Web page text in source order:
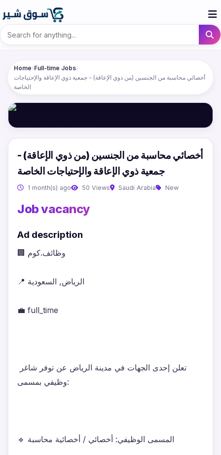
Home›Full-time Jobs›
أخصائي محاسبة من الجنسين (من ذوي الإعاقة) - جمعية ذوي الإعاقة والإحتياجات
الخاصة
أخصائي محاسبة من الجنسين (من ذوي الإعاقة) -
جمعية ذوي الإعاقة والإحتياجات الخاصة
1 month(s) ago 50 Views Saudi Arabia New
Job vacancy
Ad description
🏢 وظائف.كوم
📍 الرياض, السعودية
💼 full_time
وظيفي بمسمى:
🔹 المسمى الوظيفي: أخصائي / أخصائية محاسبة